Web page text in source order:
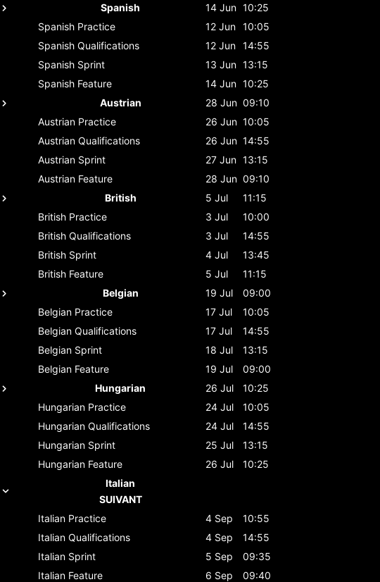
Spanish
14 Jun 10:25
Spanish Practice 12 Jun 10:05
Spanish Qualifications 12 Jun 14:55
Spanish Sprint 13 Jun 13:15
Spanish Feature 14 Jun 10:25
Austrian
28 Jun 09:10
Austrian Practice 26 Jun 10:05
Austrian Qualifications 26 Jun 14:55
Austrian Sprint 27 Jun 13:15
Austrian Feature 28 Jun 09:10
British
5 Jul
11:15
British Practice 3 Jul
10:00
British Qualifications 3 Jul
14:55
British Sprint 4 Jul
13:45
British Feature 5 Jul
11:15
Belgian
19 Jul
09:00
Belgian Practice 17 Jul
10:05
Belgian Qualifications 17 Jul
14:55
Belgian Sprint 18 Jul
13:15
Belgian Feature 19 Jul
09:00
Hungarian
26 Jul
10:25
Hungarian Practice 24 Jul
10:05
Hungarian Qualifications 24 Jul
14:55
Hungarian Sprint 25 Jul
13:15
Hungarian Feature 26 Jul
10:25
Italian
SUIVANT
Italian Practice 4 Sep
10:55
Italian Qualifications 4 Sep
14:55
Italian Sprint 5 Sep
09:35
Italian Feature 6 Sep
09:40